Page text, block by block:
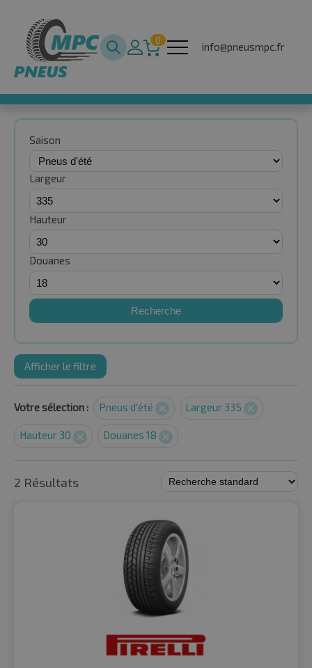
0
info@pneusmpc.fr
Saison
Largeur
Hauteur
Douanes
Recherche
Afficher le filtre
Votre sélection : Pneus d'été Largeur 335
Hauteur 30 Douanes 18
2 Résultats